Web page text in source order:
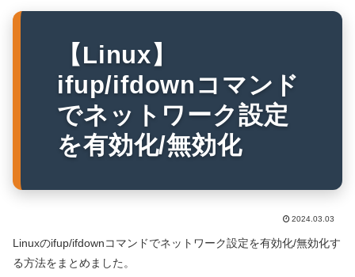
【Linux】
ifup/ifdownコマンド
でネットワーク設定
を有効化/無効化
2024.03.03
Linuxのifup/ifdownコマンドでネットワーク設定を有効化/無効化す
る方法をまとめました。